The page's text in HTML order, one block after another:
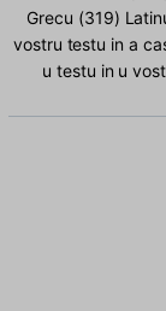
Grecu (319)
vostru testu in a
u testu in u